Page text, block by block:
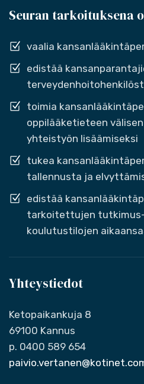
Seuran tarkoituksena
vaalia
edistää
toimia
oppilääketieteen
yhteistyön lisäämiseksi
tukea
tallennusta ja
edistää
tarkoitettujen
koulutustilojen
Yhteystiedot
Ketopaikankuja 8
69100 Kannus
p. 0400 589 654